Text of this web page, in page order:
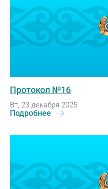
Протокол №16
Вт, 23 декабря 2025
Подробнее